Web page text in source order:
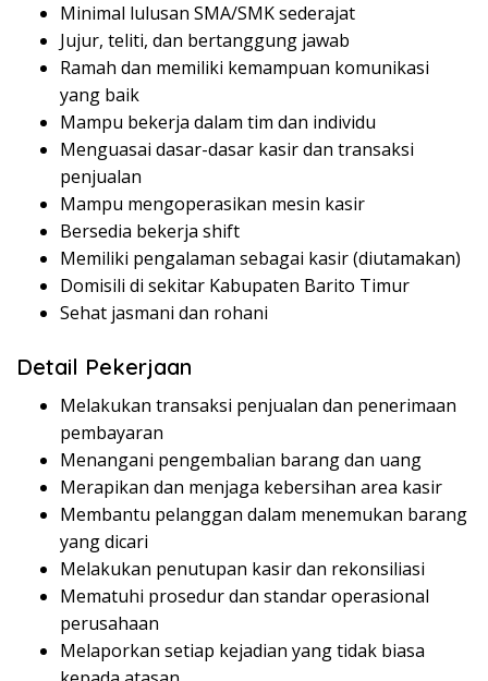
Minimal lulusan SMA/SMK sederajat
Jujur, teliti, dan bertanggung jawab
Ramah dan memiliki kemampuan komunikasi
yang baik
Mampu bekerja dalam tim dan individu
Menguasai dasar-dasar kasir dan transaksi
penjualan
Mampu mengoperasikan mesin kasir
Bersedia bekerja shift
Memiliki pengalaman sebagai kasir (diutamakan)
Domisili di sekitar Kabupaten Barito Timur
Sehat jasmani dan rohani
Detail Pekerjaan
Melakukan transaksi penjualan dan penerimaan
pembayaran
Menangani pengembalian barang dan uang
Merapikan dan menjaga kebersihan area kasir
Membantu pelanggan dalam menemukan barang
yang dicari
Melakukan penutupan kasir dan rekonsiliasi
Mematuhi prosedur dan standar operasional
perusahaan
Melaporkan setiap kejadian yang tidak biasa